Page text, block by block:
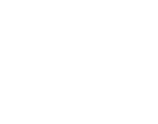
des Arts de la